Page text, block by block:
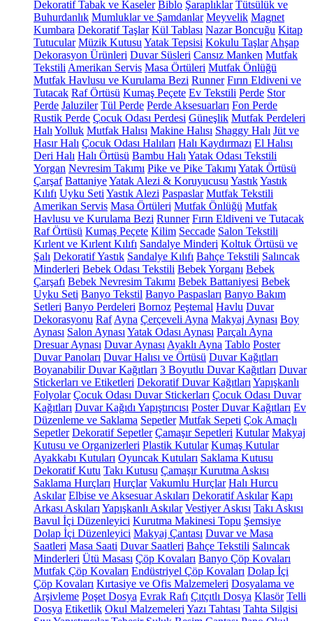
Dekoratif Tabak ve Kaseler Biblo Şaraplıklar Tütsülük ve
Buhurdanlık Mumluklar ve Şamdanlar Meyvelik Magnet
Kumbara Dekoratif Taşlar Kül Tablası Nazar Boncuğu Kitap
Tutucular Müzik Kutusu Yatak Tepsisi Kokulu Taşlar Ahşap
Dekorasyon Ürünleri Duvar Süsleri Cansız Manken Mutfak
Tekstili Amerikan Servis Masa Örtüleri Mutfak Önlüğü
Mutfak Havlusu ve Kurulama Bezi Runner Fırın Eldiveni ve
Tutacak Raf Örtüsü Kumaş Peçete Ev Tekstili Perde Stor
Perde Jaluziler Tül Perde Perde Aksesuarları Fon Perde
Rustik Perde Çocuk Odası Perdesi Güneşlik Mutfak Perdeleri
Halı Yolluk Mutfak Halısı Makine Halısı Shaggy Halı Jüt ve
Hasır Halı Çocuk Odası Halıları Halı Kaydırmazı El Halısı
Deri Halı Halı Örtüsü Bambu Halı Yatak Odası Tekstili
Yorgan Nevresim Takımı Pike ve Pike Takımı Yatak Örtüsü
Çarşaf BattaniyeYatak Alezi & Koruyucusu YastıkYastık
Kılıfı Uyku Seti Yastık Alezi Paspaslar Mutfak Tekstili
Amerikan Servis Masa Örtüleri Mutfak Önlüğü Mutfak
Havlusu ve Kurulama Bezi Runner Fırın Eldiveni ve Tutacak
Raf Örtüsü Kumaş Peçete Kilim Seccade Salon Tekstili
Kırlent ve Kırlent Kılıfı Sandalye Minderi Koltuk Örtüsü ve
Şalı Dekoratif Yastık Sandalye Kılıfı Bahçe Tekstili Salıncak
Minderleri Bebek Odası Tekstili Bebek Yorganı Bebek
Çarşafı Bebek Nevresim Takımı Bebek Battaniyesi Bebek
Uyku Seti Banyo Tekstil Banyo Paspasları Banyo Bakım
Setleri Banyo Perdeleri Bornoz Peştemal Havlu Duvar
Dekorasyonu Raf Ayna Çerçeveli Ayna Makyaj Aynası Boy
Aynası Salon Aynası Yatak Odası Aynası Parçalı Ayna
Dresuar Aynası Duvar Aynası Ayaklı Ayna Tablo Poster
Duvar Panoları Duvar Halısı ve Örtüsü Duvar Kağıtları
Boyanabilir Duvar Kağıtları 3 Boyutlu Duvar Kağıtları Duvar
Stickerları ve Etiketleri Dekoratif Duvar Kağıtları Yapışkanlı
Folyolar Çocuk Odası Duvar Stickerları Çocuk Odası Duvar
Kağıtları Duvar Kağıdı Yapıştırıcısı Poster Duvar Kağıtları Ev
Düzenleme ve Saklama Sepetler Mutfak Sepeti Çok Amaçlı
Sepetler Dekoratif Sepetler Çamaşır Sepetleri Kutular Makyaj
Kutusu ve Organizerleri Plastik Kutular Kumaş Kutular
Ayakkabı Kutuları Oyuncak Kutuları Saklama Kutusu
Dekoratif Kutu Takı Kutusu Çamaşır Kurutma Askısı
Saklama Hurçları Hurçlar Vakumlu Hurçlar Halı Hurcu
Askılar Elbise ve Aksesuar Askıları Dekoratif Askılar Kapı
Arkası Askıları Yapışkanlı Askılar Vestiyer Askısı Takı Askısı
Bavul İçi Düzenleyici Kurutma Makinesi Topu Şemsiye
Dolap İçi Düzenleyici Makyaj Çantası Duvar ve Masa
Saatleri Masa Saati Duvar Saatleri Bahçe Tekstili Salıncak
Minderleri Ütü Masası Çöp Kovaları Banyo Çöp Kovaları
Mutfak Çöp Kovaları Endüstriyel Çöp Kovaları Dolap İçi
Çöp Kovaları Kırtasiye ve Ofis Malzemeleri Dosyalama ve
Arşivleme Poşet Dosya Evrak Rafı Çıtçıtlı Dosya Klasör Telli
Dosya Etiketlik Okul Malzemeleri Yazı Tahtası Tahta Silgisi